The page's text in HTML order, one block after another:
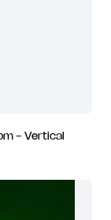
- Vertical